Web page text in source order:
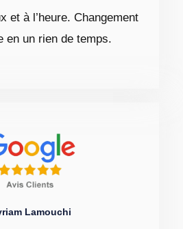
et à l’heure. Changement
en un rien de temps.
Lamouchi